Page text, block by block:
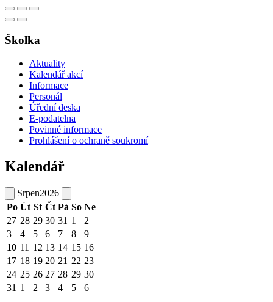
Školka
Aktuality
Kalendář akcí
Informace
Personál
Úřední deska
E-podatelna
Povinné informace
Prohlášení o ochraně soukromí
Kalendář
Srpen2026
Po Út St Čt Pá So Ne
27 28 29 30 31 1
2
3
4 5 6 7 8
9
10 11 12 13 14 15 16
17 18 19 20 21 22 23
24 25 26 27 28 29 30
31 1 2 3 4 5 6